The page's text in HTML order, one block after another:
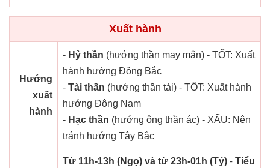
Xuất hành
Hướng
xuất
hành
- Hỷ thần (hướng thần may mắn) - TỐT: Xuất
hành hướng Đông Bắc
- Tài thần (hướng thần tài) - TỐT: Xuất hành
hướng Đông Nam
- Hạc thần (hướng ông thần ác) - XẤU: Nên
tránh hướng Tây Bắc
Từ 11h-13h (Ngọ) và từ 23h-01h (Tý) - Tiểu